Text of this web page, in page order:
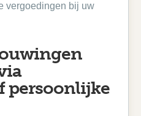
vergoedingen bij uw
persoonlijke